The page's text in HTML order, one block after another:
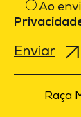
Ao
Raça